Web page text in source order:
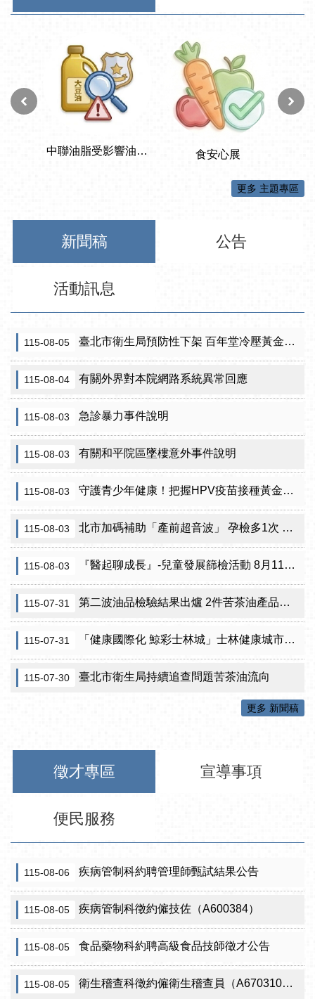
更多 主題專區
新聞稿 公告
活動訊息
115-08-05 臺北市衛生局預防性下架 百年堂冷壓黃金苦茶油產品
115-08-04 有關外界對本院網路系統異常回應
115-08-03 急診暴力事件說明
115-08-03 有關和平院區墜樓意外事件說明
115-08-03 守護青少年健康！把握HPV疫苗接種黃金期 臺北市提供校園設站及98家合約院所接種服務
115-08-03 北市加碼補助「產前超音波」 孕檢多1次 準媽咪「超」安心！
115-08-03 『醫起聊成長』-兒童發展篩檢活動 8月11日北投區健康服務中心邀請家長做孩子最神氣的守護者！
115-07-31 第二波油品檢驗結果出爐 2件苦茶油產品苯駢芘超標 前已要求預防性下架
115-07-31 「健康國際化 鯨彩士林城」士林健康城市20週年 榮耀傳承接軌國際
115-07-30 臺北市衛生局持續追查問題苦茶油流向
更多 新聞稿
徵才專區 宣導事項
便民服務
115-08-06 疾病管制科約聘管理師甄試結果公告
115-08-05 疾病管制科徵約僱技佐（A600384）
115-08-05 食品藥物科約聘高級食品技師徵才公告
115-08-05 衛生稽查科徵約僱衛生稽查員（A670310）（需具原住民證明）